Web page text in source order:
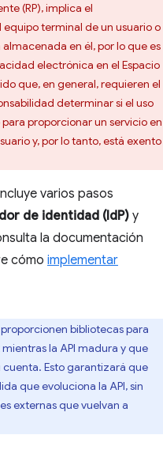
(RP), implica el
terminal de un usuario o
en él, por lo que es
electrónica en el Espacio
que, en general, requieren el
determinar si el uso
proporcionar un servicio en
y, por lo tanto, está exento
varios pasos
de identidad (IdP) y
la documentación
cómo implementar
bibliotecas para
la API madura y que
cuenta. Esto garantizará que
que evoluciona la API, sin
externas que vuelvan a